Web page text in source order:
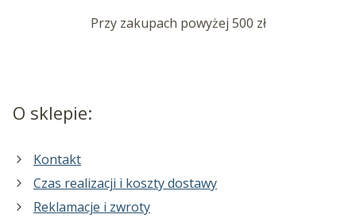
Przy zakupach powyżej 500 zł
O sklepie:
Kontakt
Czas realizacji i koszty dostawy
Reklamacje i zwroty